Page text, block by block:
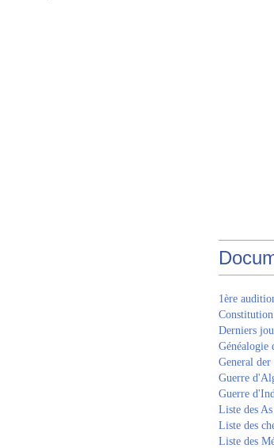
1ère
Derniers
General
Guerre
Guerre
Liste des
Liste des
Liste des